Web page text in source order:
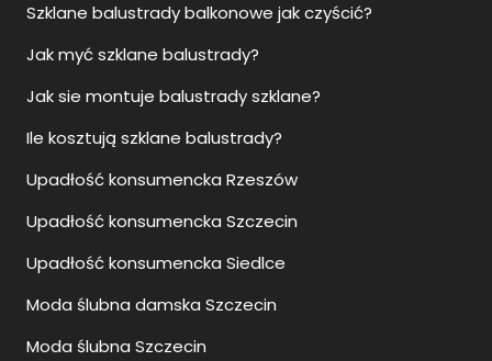
Szklane balustrady balkonowe jak czyścić?
Jak myć szklane balustrady?
Jak sie montuje balustrady szklane?
Ile kosztują szklane balustrady?
Upadłość konsumencka Rzeszów
Upadłość konsumencka Szczecin
Upadłość konsumencka Siedlce
Moda ślubna damska Szczecin
Moda ślubna Szczecin